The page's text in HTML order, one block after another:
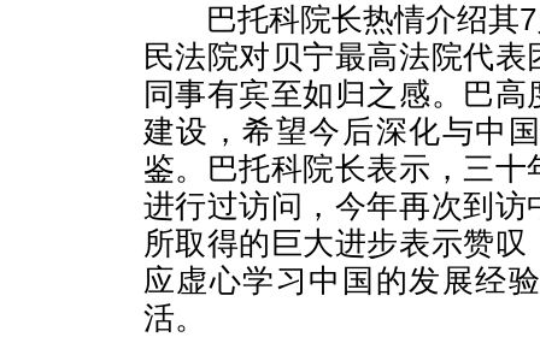
巴托科院长热情介绍其
民法院对贝宁最高法院代
同事有宾至如归之感。巴
建设，希望今后深化与中
鉴。巴托科院长表示，三
进行过访问，今年再次到
所取得的巨大进步表示赞
应虚心学习中国的发展经
活。